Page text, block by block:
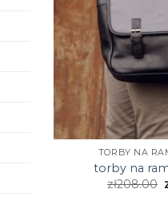
TORBY NA
torby na
zł208.00